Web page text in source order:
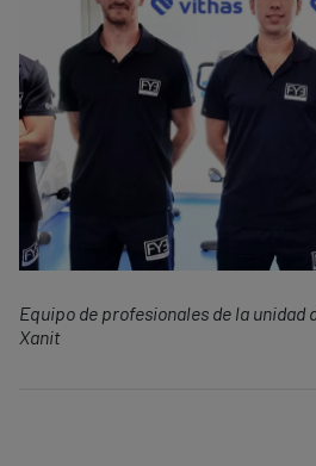
Equipo de profesionales de la unidad
Xanit